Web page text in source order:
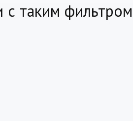
с таким фильтром